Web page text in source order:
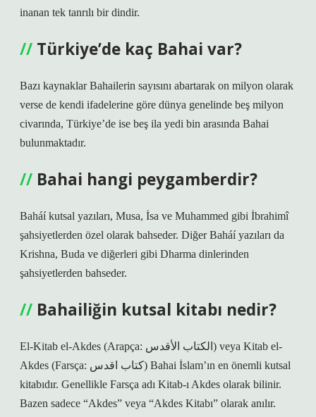
inanan tek tanrılı bir dindir.
Türkiye’de kaç Bahai var?
Bazı kaynaklar Bahailerin sayısını abartarak on milyon olarak
verse de kendi ifadelerine göre dünya genelinde beş milyon
civarında, Türkiye’de ise beş ila yedi bin arasında Bahai
bulunmaktadır.
Bahai hangi peygamberdir?
Baháí kutsal yazıları, Musa, İsa ve Muhammed gibi İbrahimî
şahsiyetlerden özel olarak bahseder. Diğer Baháí yazıları da
Krishna, Buda ve diğerleri gibi Dharma dinlerinden
şahsiyetlerden bahseder.
Bahailiğin kutsal kitabı nedir?
El-Kitab el-Akdes (Arapça: الكتاب الأقدس‎) veya Kitab el-
Akdes (Farsça: كتاب اقدس‎) Bahai İslam’ın en önemli kutsal
kitabıdır. Genellikle Farsça adı Kitab-ı Akdes olarak bilinir.
Bazen sadece “Akdes” veya “Akdes Kitabı” olarak anılır.